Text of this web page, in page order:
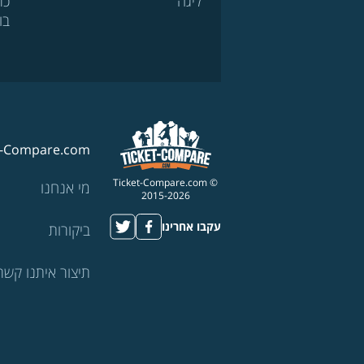
© Ticket-Compare.com
2015-2026
עקבו אחרינו
Compare.com
מי אנחנו
ביקורות
תיצור איתנו